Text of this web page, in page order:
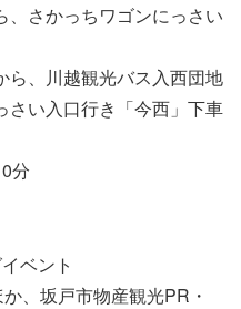
、さかっちワゴンにっさい
ら、川越観光バス入西団地
さい入口行き「今西」下車
分
ベント
、坂戸市物産観光PR・